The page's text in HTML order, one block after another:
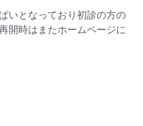
いとなっており初診の方の
開時はまたホームページに